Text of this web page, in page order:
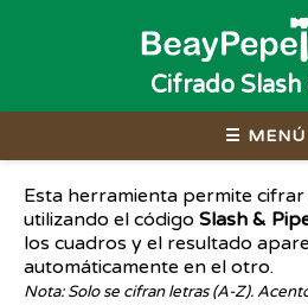
Cifrado Slash
☰ MENÚ
Esta herramienta permite
utilizando el código Slash &
los cuadros y el resultado
automáticamente en el otro.
Nota: Solo se cifran letras (A-Z).